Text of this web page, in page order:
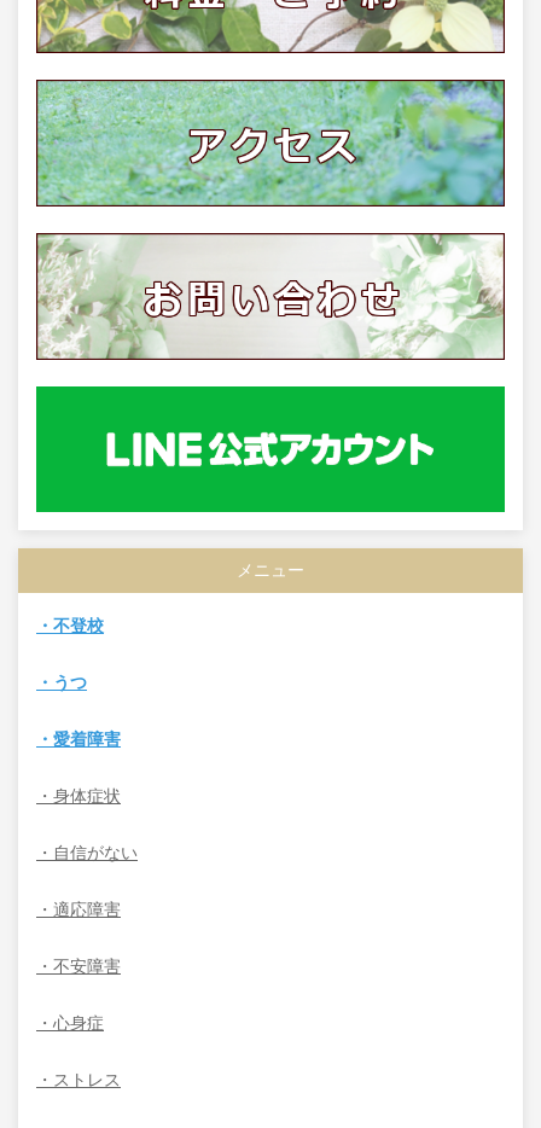
メニュー
・不登校
・うつ
・愛着障害
・身体症状
・自信がない
・適応障害
・不安障害
・心身症
・ストレス